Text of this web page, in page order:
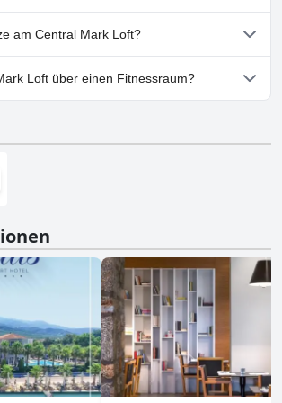
Loft erlaubt keine Hunde.
am Central Mark Loft?
Loft gibt es keine Parkmöglichkeiten.
Loft über einen Fitnessraum?